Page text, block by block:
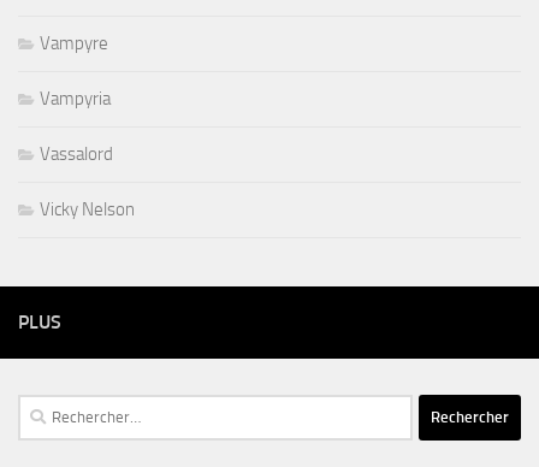
Vampyre
Vampyria
Vassalord
Vicky Nelson
PLUS
Rechercher :